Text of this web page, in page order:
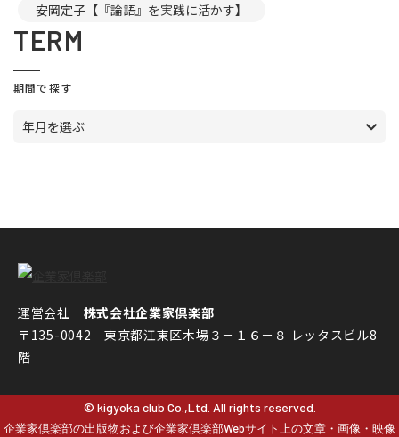
安岡定子【『論語』を実践に活かす】
TERM
期間で探す
年月を選ぶ
運営会社｜ 株式会社企業家倶楽部
〒135-0042 東京都江東区木場３－１６－８ レッタスビル8
階
© kigyoka club Co.,Ltd. All rights reserved.
企業家倶楽部の出版物および企業家倶楽部Webサイト上の文章・画像・映像